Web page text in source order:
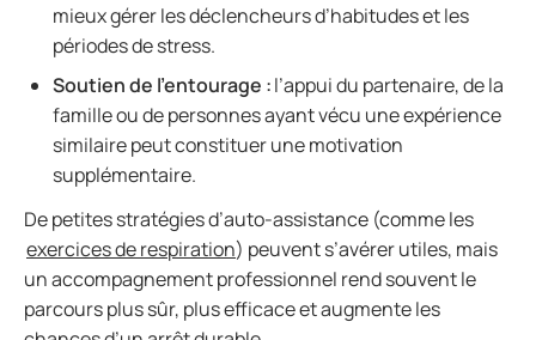
mieux gérer les déclencheurs d’habitudes et les
périodes de stress.
Soutien de l’entourage :l’appui du partenaire, de la
famille ou de personnes ayant vécu une expérience
similaire peut constituer une motivation
supplémentaire.
De petites stratégies d’auto-assistance (comme les
exercices de respiration) peuvent s’avérer utiles, mais
un accompagnement professionnel rend souvent le
parcours plus sûr, plus efficace et augmente les